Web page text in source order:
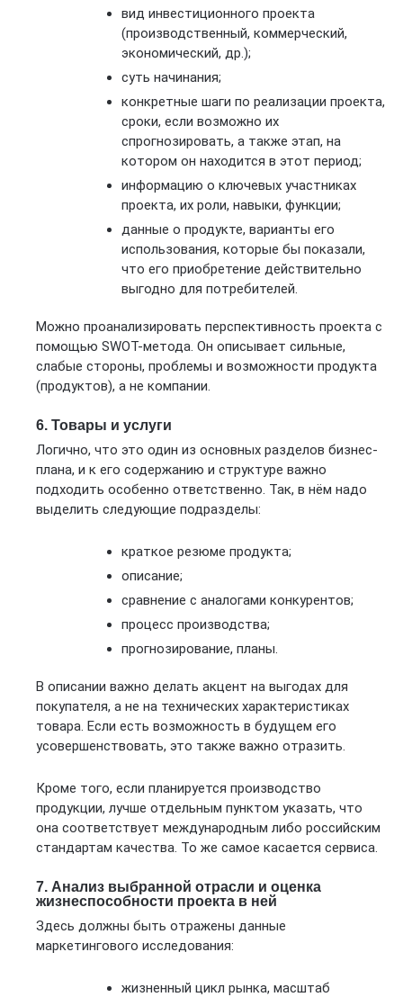
вид инвестиционного проекта
(производственный, коммерческий,
экономический, др.);
суть начинания;
конкретные шаги по реализации проекта,
сроки, если возможно их
спрогнозировать, а также этап, на
котором он находится в этот период;
информацию о ключевых участниках
проекта, их роли, навыки, функции;
данные о продукте, варианты его
использования, которые бы показали,
что его приобретение действительно
выгодно для потребителей.
Можно проанализировать перспективность проекта с
помощью SWOT-метода. Он описывает сильные,
слабые стороны, проблемы и возможности продукта
(продуктов), а не компании.
6. Товары и услуги
Логично, что это один из основных разделов бизнес-
плана, и к его содержанию и структуре важно
подходить особенно ответственно. Так, в нём надо
выделить следующие подразделы:
краткое резюме продукта;
описание;
сравнение с аналогами конкурентов;
процесс производства;
прогнозирование, планы.
В описании важно делать акцент на выгодах для
покупателя, а не на технических характеристиках
товара. Если есть возможность в будущем его
усовершенствовать, это также важно отразить.
Кроме того, если планируется производство
продукции, лучше отдельным пунктом указать, что
она соответствует международным либо российским
стандартам качества. То же самое касается сервиса.
7. Анализ выбранной отрасли и оценка
жизнеспособности проекта в ней
Здесь должны быть отражены данные
маркетингового исследования:
жизненный цикл рынка, масштаб